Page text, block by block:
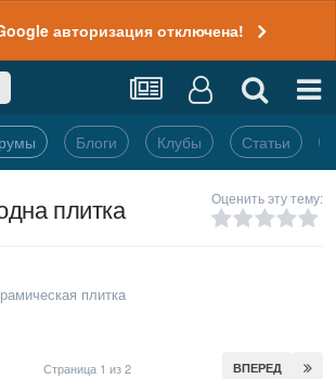
авторизация отключена!
Блоги Клубы Статьи
плитка Оценить эту тему:
плитка
ВПЕРЕД
Страница 1 из 2